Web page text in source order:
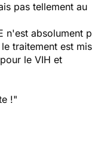
pas tellement au
n'est absolument
traitement est mis
le VIH et
!"